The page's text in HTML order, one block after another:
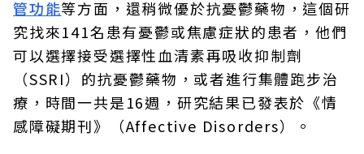
管功能等方面，還稍微優於抗憂鬱藥物，這個研
究找來141名患有憂鬱或焦慮症狀的患者，他們
可以選擇接受選擇性血清素再吸收抑制劑
（SSRI）的抗憂鬱藥物，或者進行集體跑步治
療，時間一共是16週，研究結果已發表於《情
感障礙期刊》（Affective Disorders）。